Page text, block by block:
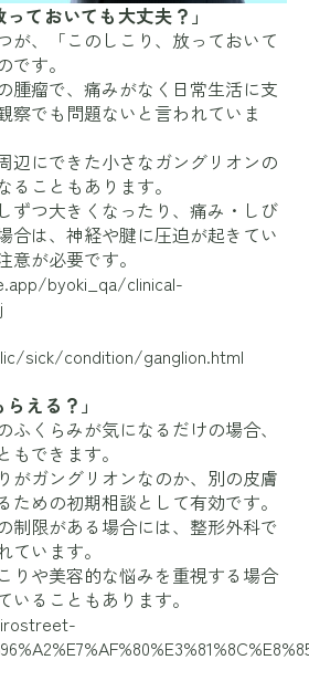
っておいても大丈夫？」
が、「このしこり、放っておいて
す。
腫瘤で、痛みがなく日常生活に支
察でも問題ないと言われていま
辺にできた小さなガングリオンの
こともあります。
ずつ大きくなったり、痛み・しび
合は、神経や腱に圧迫が起きてい
意が必要です。
byoki_qa/clinical-
sick/condition/ganglion.html
える？」
ふくらみが気になるだけの場合、
もできます。
がガングリオンなのか、別の皮膚
ための初期相談として有効です。
制限がある場合には、整形外科で
ています。
りや美容的な悩みを重視する場合
いることもあります。